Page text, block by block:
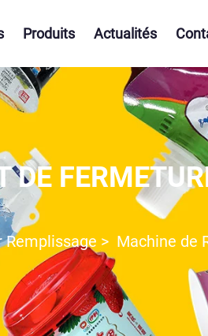
Produits Actualités
Remplissage > Machine de